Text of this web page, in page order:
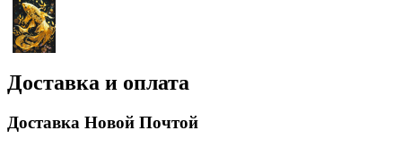
Доставка и оплата
Доставка Новой Почтой